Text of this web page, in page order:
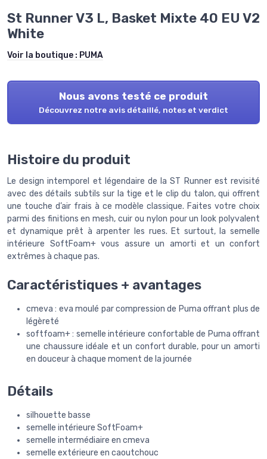
St Runner V3 L, Basket Mixte 40 EU V2
White
Voir la boutique : PUMA
Nous avons testé ce produit
Découvrez notre avis détaillé, notes et verdict
Histoire du produit
Le design intemporel et légendaire de la ST Runner est revisité
avec des détails subtils sur la tige et le clip du talon, qui offrent
une touche d’air frais à ce modèle classique. Faites votre choix
parmi des finitions en mesh, cuir ou nylon pour un look polyvalent
et dynamique prêt à arpenter les rues. Et surtout, la semelle
intérieure SoftFoam+ vous assure un amorti et un confort
extrêmes à chaque pas.
Caractéristiques + avantages
cmeva : eva moulé par compression de Puma offrant plus de
légèreté
softfoam+ : semelle intérieure confortable de Puma offrant
une chaussure idéale et un confort durable, pour un amorti
en douceur à chaque moment de la journée
Détails
silhouette basse
semelle intérieure SoftFoam+
semelle intermédiaire en cmeva
semelle extérieure en caoutchouc